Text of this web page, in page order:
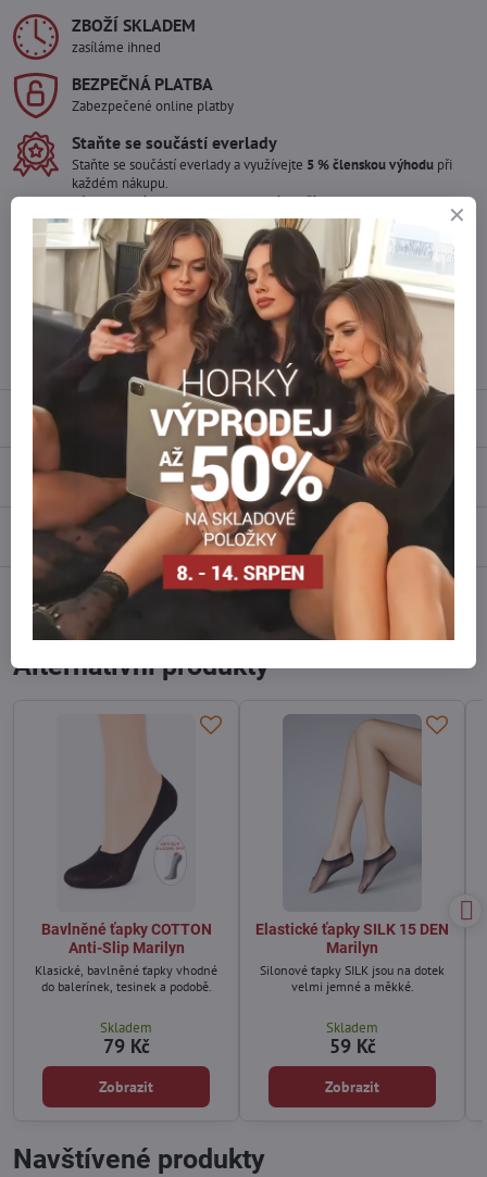
ZBOŽÍ SKLADEM
zasíláme ihned
BEZPEČNÁ PLATBA
Zabezpečené online platby
Staňte se součástí everlady
Staňte se součástí everlady a využívejte 5 % členskou výhodu při
každém nákupu.
Výhoda se vám automaticky uplatní v košíku.
Máte zájem o více kusů ?
Kontaktujte nás na mail, zboží pro Vás doskladníme!
info​@everlady​.eu
Popis
Recenze 0
Diskuse 0
Facebook Reddit WhatsApp
Alternativní produkty
Bavlněné ťapky COTTON
Anti-Slip Marilyn
Klasické, bavlněné ťapky vhodné
do balerínek, tesinek a podobě.
Skladem
79 Kč
Zobrazit
Elastické ťapky SILK 15 DEN
Marilyn
Silonové ťapky SILK jsou na dotek
velmi jemné a měkké.
Skladem
59 Kč
Zobrazit
Navštívené produkty